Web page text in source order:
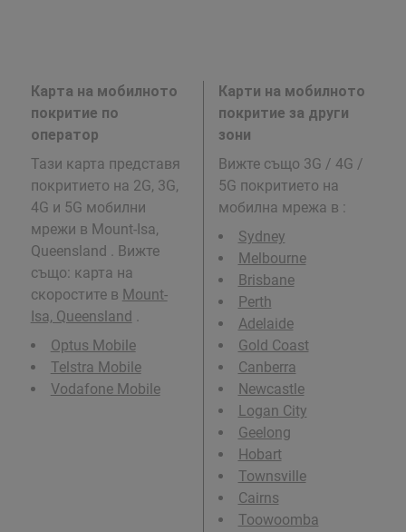
Карта на мобилното
покритие по
оператор
Тази карта представя
покритието на 2G, 3G,
4G и 5G мобилни
мрежи в Mount-Isa,
Queensland . Вижте
също: карта на
скоростите в Mount-
Isa, Queensland .
Optus Mobile
Telstra Mobile
Vodafone Mobile
Карти на мобилното
покритие за други
зони
Вижте също 3G / 4G /
5G покритието на
мобилна мрежа в :
Sydney
Melbourne
Brisbane
Perth
Adelaide
Gold Coast
Canberra
Newcastle
Logan City
Geelong
Hobart
Townsville
Cairns
Toowoomba